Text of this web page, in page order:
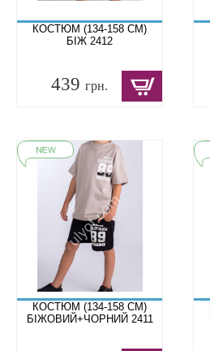
КОСТЮМ (134-158 СМ)
БІЖ 2412
439 грн.
КОСТЮМ (134-158 СМ)
БІЖОВИЙ+ЧОРНИЙ 2411